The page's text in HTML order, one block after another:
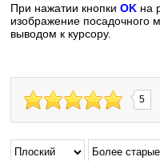
При нажатии кнопкиOK на
изображение посадочного
выводом к курсору.
5